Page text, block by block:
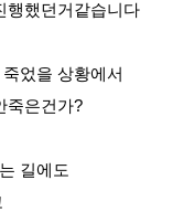
행했던거같습니다
었을 상황에서
죽은건가?
길에도